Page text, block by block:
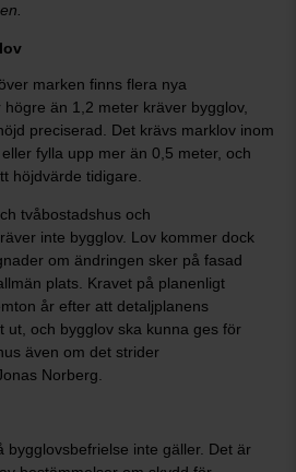
marken finns flera nya
än 1,2 meter kräver bygglov,
preciserad. Det krävs marklov inom
fylla upp mer än 0,5 meter, och
höjdvärde tidigare.
tvåbostadshus och
inte bygglov. Lov kommer dock
om ändringen sker på fasad
plats. Kravet på planenligt
år efter att detaljplanens
ut, och bygglov ska kunna ges för
även om det strider
Norberg.
bygglovsbefrielse inte gäller. Det är